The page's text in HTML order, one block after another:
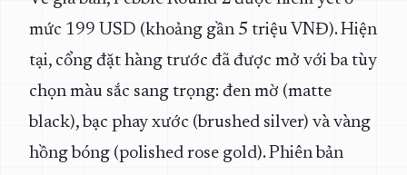
mức 199 USD (khoảng gần 5 triệu VNĐ). Hiện
tại, cổng đặt hàng trước đã được mở với ba tùy
chọn màu sắc sang trọng: đen mờ (matte
black), bạc phay xước (brushed silver) và vàng
hồng bóng (polished rose gold). Phiên bản